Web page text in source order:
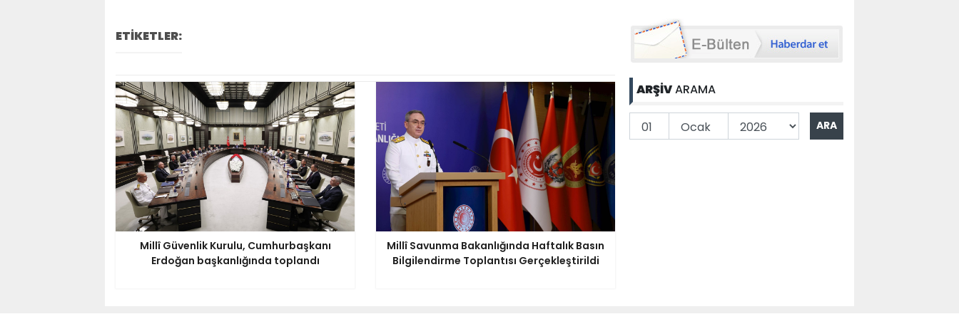
ETİKETLER:
Millî Güvenlik Kurulu, Cumhurbaşkanı
Erdoğan başkanlığında toplandı
Millî Savunma Bakanlığında Haftalık Basın
Bilgilendirme Toplantısı Gerçekleştirildi
ARŞİVARAMA